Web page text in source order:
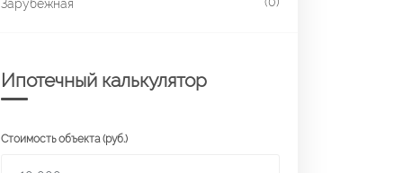
Зарубежная
Ипотечный калькулятор
Стоимость объекта (руб.)